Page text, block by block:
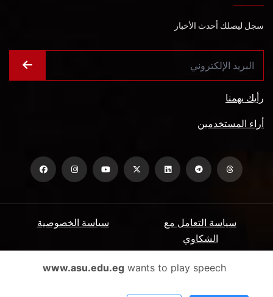
سجل ليصلك أحدث الأخبار
رأيك يهمنا
أراء المستخدمين
سياسة الخصوصية
سياسة التعامل مع
الشكاوي
الأسئلة الشائعة ميثاق المتعاملين www.asu.edu.egwants to play speech